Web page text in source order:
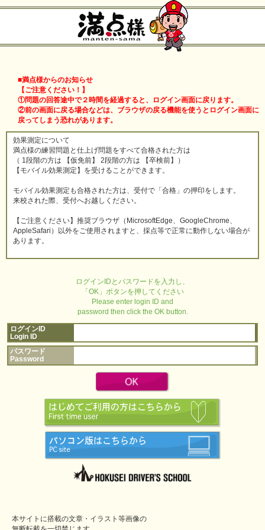
■満点様からのお知らせ
【ご注意ください！】
①問題の回答途中で２時間を経過すると、ログイン画面に戻ります。
②前の画面に戻る場合などは、ブラウザの戻る機能を使うとログイン画面に
戻ってしまう恐れがあります。
効果測定について
満点様の練習問題と仕上げ問題をすべて合格された方は
（ 1段階の方は 【仮免前】 2段階の方は 【卒検前】）
【モバイル効果測定】を受けることができます。
モバイル効果測定も合格された方は、受付で「合格」の押印をします。
来校された際、受付へお越しください。
【ご注意ください】推奨ブラウザ（MicrosoftEdge、GoogleChrome、
AppleSafari）以外をご使用されますと、採点等で正常に動作しない場合が
あります。
ログインIDとパスワードを入力し、
「OK」ボタンを押してください
Please enter login ID and
password then click the OK button.
ログインID
Login ID
パスワード
Password
本サイトに搭載の文章・イラスト等画像の